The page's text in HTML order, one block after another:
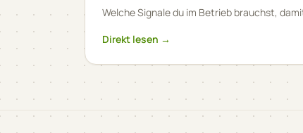
Welche Signale du im Betrieb brauchst,
Direkt lesen →